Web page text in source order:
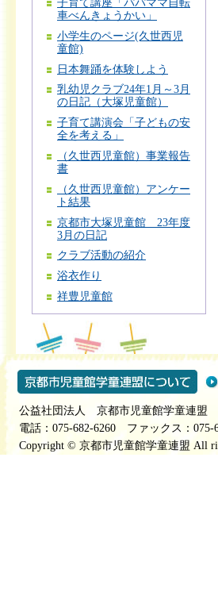
子育て講座「パパママ自転
車べんきょうかい」
小学生のページ(久世西児
童館)
日本舞踊を体験しよう
乳幼児クラブ24年1月～3月
の日記（大塚児童館）
子育て講演会「子どもの安
全を考える」
（久世西児童館）事業報告
書
（久世西児童館）アンケー
ト結果
京都市大塚児童館 23年度
3月の日記
クラブ活動の紹介
浴衣作り
祥豊児童館
公益社団法人 京都市児童館学童連盟
電話：075-682-6260 ファックス：075-
Copyright © 京都市児童館学童連盟 All